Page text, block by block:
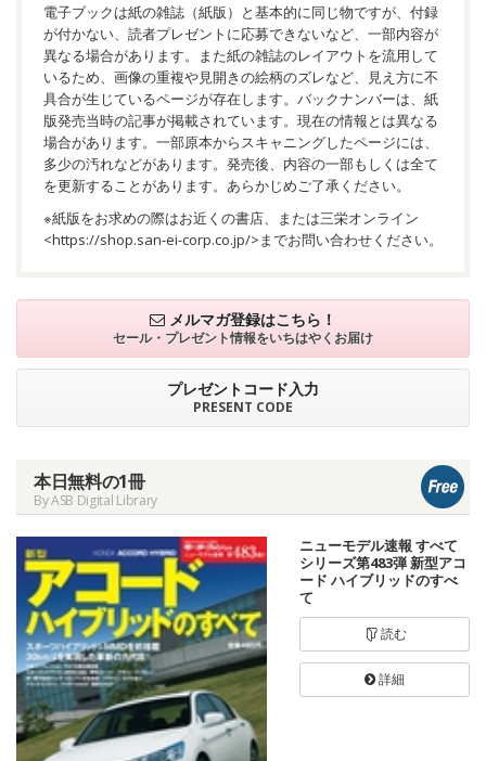
電子ブックは紙の雑誌（紙版）と基本的に同じ物ですが、付録
が付かない、読者プレゼントに応募できないなど、一部内容が
異なる場合があります。また紙の雑誌のレイアウトを流用して
いるため、画像の重複や見開きの絵柄のズレなど、見え方に不
具合が生じているページが存在します。バックナンバーは、紙
版発売当時の記事が掲載されています。現在の情報とは異なる
場合があります。一部原本からスキャニングしたページには、
多少の汚れなどがあります。発売後、内容の一部もしくは全て
を更新することがあります。あらかじめご了承ください。
※紙版をお求めの際はお近くの書店、または三栄オンライン
<https://shop.san-ei-corp.co.jp/>までお問い合わせください。
メルマガ登録はこちら！
セール・プレゼント情報をいちはやくお届け
プレゼントコード入力
PRESENT CODE
本日無料の1冊
By ASB Digital Library
ニューモデル速報 すべて
シリーズ第483弾 新型アコ
ード ハイブリッドのすべ
て
読む
詳細